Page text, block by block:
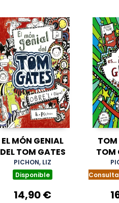
EL MÓN GENIAL
DEL TOM GATES
PICHON, LIZ
Disponible
14,90 €
TOM
TOM
JA,